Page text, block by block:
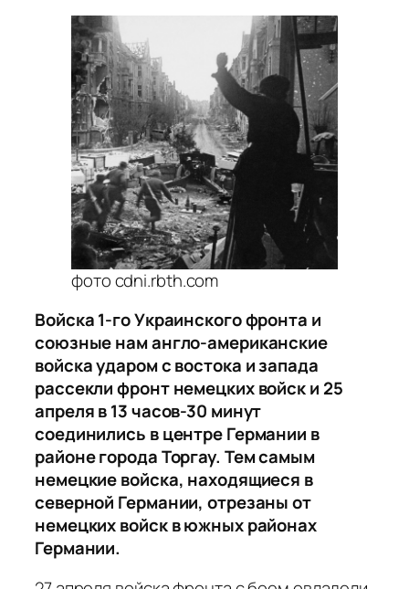
фото cdni.rbth.com
Войска 1-го Украинского фронта и
союзные нам англо-американские
войска ударом с востока и запада
рассекли фронт немецких войск и 25
апреля в 13 часов-30 минут
соединились в центре Германии в
районе города Торгау. Тем самым
немецкие войска, находящиеся в
северной Германии, отрезаны от
немецких войск в южных районах
Германии.